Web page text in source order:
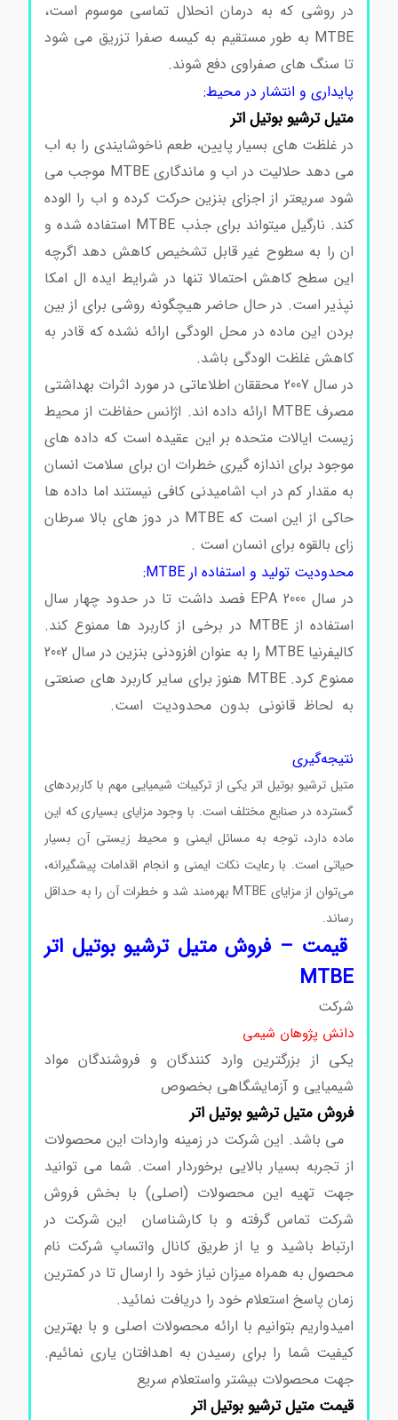
در روشی که به درمان انحلال تماسی موسوم است،
MTBE به طور مستقیم به کیسه صفرا تزریق می شود
تا سنگ های صفراوی دفع شوند.
پایداری و انتشار در محیط:
متیل ترشیو بوتیل اتر
در غلظت های بسیار پایین، طعم ناخوشایندی را به اب
می دهد حلالیت در اب و ماندگاری MTBE موجب می
شود سریعتر از اجزای بنزین حرکت کرده و اب را الوده
کند. نارگیل میتواند برای جذب MTBE استفاده شده و
ان را به سطوح غیر قابل تشخیص کاهش دهد اگرچه
این سطح کاهش احتمالا تنها در شرایط ایده ال امکا
نپذیر است. در حال حاضر هیچگونه روشی برای از بین
بردن این ماده در محل الودگی ارائه نشده که قادر به
کاهش غلظت الودگی باشد.
در سال 2007 محققان اطلاعاتی در مورد اثرات بهداشتی
مصرف MTBE ارائه داده اند. اژانس حفاظت از محیط
زیست ایالات متحده بر این عقیده است که داده های
موجود برای اندازه گیری خطرات ان برای سلامت انسان
به مقدار کم در اب اشامیدنی کافی نیستند اما داده ها
حاکی از این است که MTBE در دوز های بالا سرطان
زای بالقوه برای انسان است .
محدودیت تولید و استفاده ار MTBE:
در سال 2000 EPA فصد داشت تا در حدود چهار سال
استفاده از MTBE در برخی از کاربرد ها ممنوع کند.
کالیفرنیا MTBE را به عنوان افزودنی بنزین در سال 2002
ممنوع کرد. MTBE هنوز برای سایر کاربرد های صنعتی
به لحاظ قانونی بدون محدودیت است.خرید متیل
نتیجه‌گیری
متیل ترشیو بوتیل اتر یکی از ترکیبات شیمیایی مهم با کاربردهای
گسترده در صنایع مختلف است. با وجود مزایای بسیاری که این
ماده دارد، توجه به مسائل ایمنی و محیط زیستی آن بسیار
حیاتی است. با رعایت نکات ایمنی و انجام اقدامات پیشگیرانه،
می‌توان از مزایای MTBE بهره‌مند شد و خطرات آن را به حداقل
رساند.
قیمت – فروش متیل ترشیو بوتیل اتر
MTBE
شرکت
دانش پژوهان شیمی
یکی از بزرگترین وارد کنندگان و فروشندگان مواد
شیمیایی و آزمایشگاهی بخصوص
فروش متیل ترشیو بوتیل اتر
می باشد. این شرکت در زمینه واردات این محصولات
از تجربه بسیار بالایی برخوردار است. شما می توانید
جهت تهیه این محصولات (اصلی) با بخش فروش
شرکت تماس گرفته و با کارشناسان این شرکت در
ارتباط باشید و یا از طریق کانال واتساپ شرکت نام
محصول به همراه میزان نیاز خود را ارسال تا در کمترین
زمان پاسخ استعلام خود را دریافت نمائید.
امیدواریم بتوانیم با ارائه محصولات اصلی و با بهترین
کیفیت شما را برای رسیدن به اهدافتان یاری نمائیم.
جهت محصولات بیشتر واستعلام سریع
قیمت متیل ترشیو بوتیل اتر